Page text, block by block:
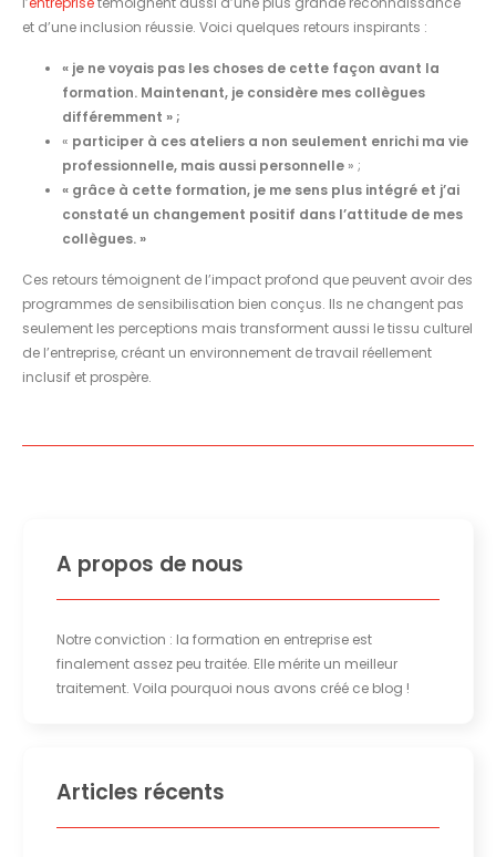
et d’une inclusion réussie. Voici quelques retours inspirants :
« je ne voyais pas les choses de cette façon avant la
formation. Maintenant, je considère mes collègues
différemment » ;
« participer à ces ateliers a non seulement enrichi ma vie
professionnelle, mais aussi personnelle » ;
« grâce à cette formation, je me sens plus intégré et j’ai
constaté un changement positif dans l’attitude de mes
collègues. »
Ces retours témoignent de l’impact profond que peuvent avoir des
programmes de sensibilisation bien conçus. Ils ne changent pas
seulement les perceptions mais transforment aussi le tissu culturel
de l’entreprise, créant un environnement de travail réellement
inclusif et prospère.
A propos de nous
Notre conviction : la formation en entreprise est
finalement assez peu traitée. Elle mérite un meilleur
traitement. Voila pourquoi nous avons créé ce blog !
Articles récents